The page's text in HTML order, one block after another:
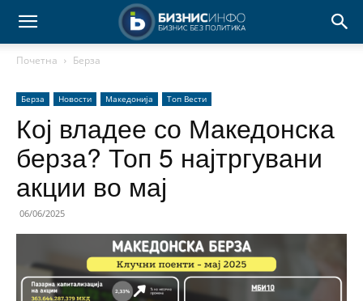
Почетна Берза
Берза Новости Македонија Топ Вести
Кој владее со Македонска
берза? Топ 5 најтргувани
акции во мај
06/06/2025